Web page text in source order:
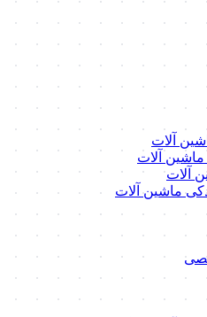
آلات
آلات
آلات
ماشین آلات